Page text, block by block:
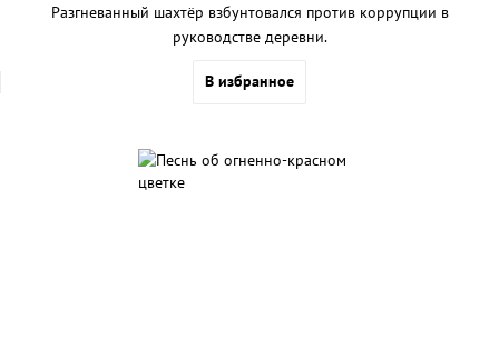
Разгневанный шахтёр взбунтовался против коррупции в
руководстве деревни.
В избранное